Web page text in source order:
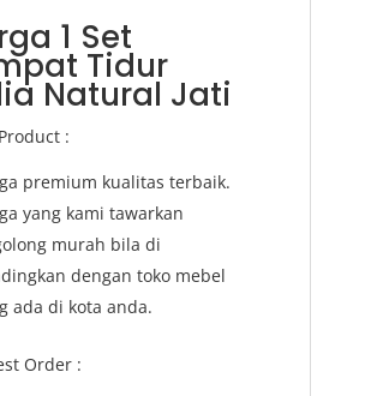
1 Set
Tidur
Natural Jati
:
premium kualitas terbaik.
yang kami tawarkan
murah bila di
dengan toko mebel
ada di kota anda.
Order :